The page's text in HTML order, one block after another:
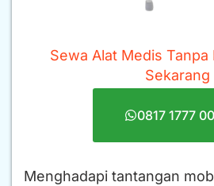
Sewa Alat Medis Tanpa
Sekarang
0817 1777
Menghadapi tantangan